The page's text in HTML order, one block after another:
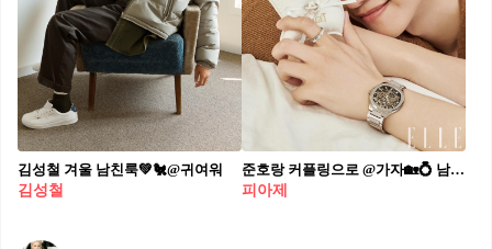
김성철 겨울 남친룩💚🐔@귀여워
김성철
준호랑 커플링으로 @가자🏡💍 남친룩 완성 화보❤️🖤피아제 워치&주얼리 #광고
피아제